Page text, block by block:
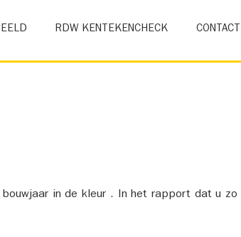
RDW KENTEKENCHECK CONTACT
in de kleur . In het rapport dat u